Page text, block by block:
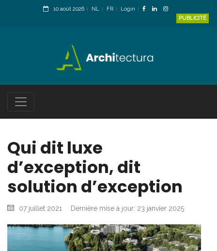
10 août 2026 NL FR
Login
PUBLICITÉ
Qui dit luxe
d’exception, dit
solution d’exception
07 juillet 2021 Dernière mise à jour: 23 janvier 2025